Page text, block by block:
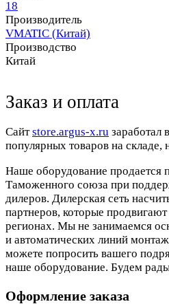
18
Производитель
VMATIC (Китай)
Производство
Китай
Заказ и оплата
Cайтstore.argus-x.ru заработал
популярных товаров на складе,
Наше оборудование продается
Таможенного союза при
дилеров. Дилерская сеть
партнеров, которые
регионах. Мы не занимаемся
и автоматических линий
можете попросить вашего
наше оборудование. Будем рады
Оформление заказа